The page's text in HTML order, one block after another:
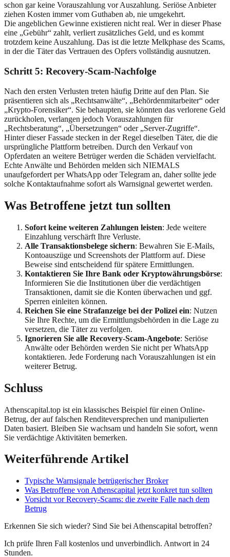
schon gar keine Vorauszahlung vor Auszahlung. Seriöse Anbieter
ziehen Kosten immer vom Guthaben ab, nie umgekehrt.
Die angeblichen Gewinne existieren nicht real. Wer in dieser Phase
eine „Gebühr“ zahlt, verliert zusätzliches Geld, und es kommt
trotzdem keine Auszahlung. Das ist die letzte Melkphase des Scams,
in der die Täter das Vertrauen des Opfers vollständig ausnutzen.
Schritt 5: Recovery-Scam-Nachfolge
Nach den ersten Verlusten treten häufig Dritte auf den Plan. Sie
präsentieren sich als „Rechtsanwälte“, „Behördenmitarbeiter“ oder
„Krypto-Forensiker“. Sie behaupten, sie könnten das verlorene Geld
zurückholen, verlangen jedoch Vorauszahlungen für
„Rechtsberatung“, „Übersetzungen“ oder „Server-Zugriffe“.
Hinter dieser Fassade stecken in der Regel dieselben Täter, die die
ursprüngliche Plattform betreiben. Durch den Verkauf von
Opferdaten an weitere Betrüger werden die Schäden vervielfacht.
Echte Anwälte und Behörden melden sich NIEMALS
unaufgefordert per WhatsApp oder Telegram an, daher sollte jede
solche Kontaktaufnahme sofort als Warnsignal gewertet werden.
Was Betroffene jetzt tun sollten
Sofort keine weiteren Zahlungen leisten: Jede weitere
Einzahlung verschärft Ihre Verluste.
Alle Transaktionsbelege sichern: Bewahren Sie E-Mails,
Kontoauszüge und Screenshots der Plattform auf. Diese
Beweise sind entscheidend für spätere Ermittlungen.
Kontaktieren Sie Ihre Bank oder Kryptowährungsbörse:
Informieren Sie die Institutionen über die verdächtigen
Transaktionen, damit sie die Konten überwachen und ggf.
Sperren einleiten können.
Reichen Sie eine Strafanzeige bei der Polizei ein: Nutzen
Sie Ihre Rechte, um die Ermittlungsbehörden in die Lage zu
versetzen, die Täter zu verfolgen.
Ignorieren Sie alle Recovery-Scam-Angebote: Seriöse
Anwälte oder Behörden werden Sie nicht per WhatsApp
kontaktieren. Jede Forderung nach Vorauszahlungen ist ein
weiterer Betrug.
Schluss
Athenscapital.top ist ein klassisches Beispiel für einen Online-
Betrug, der auf falschen Renditeversprechen und manipulierten
Daten basiert. Bleiben Sie wachsam und handeln Sie sofort, wenn
Sie verdächtige Aktivitäten bemerken.
Weiterführende Artikel
Typische Warnsignale betrügerischer Broker
Was Betroffene von Athenscapital jetzt konkret tun sollten
Vorsicht vor Recovery-Scams: die zweite Falle nach dem
Betrug
Erkennen Sie sich wieder? Sind Sie bei Athenscapital betroffen?
Ich prüfe Ihren Fall kostenlos und unverbindlich. Antwort in 24
Stunden.